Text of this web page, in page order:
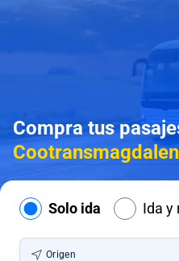
Compra tus
Solo ida Ida y
Origen